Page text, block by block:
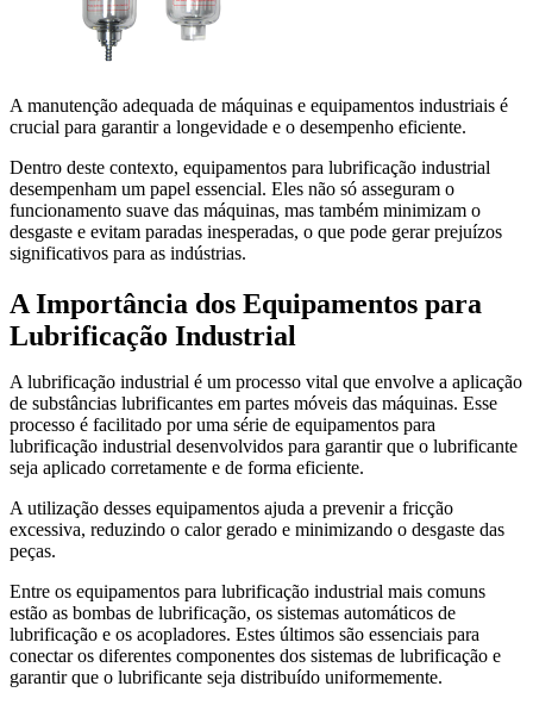
A manutenção adequada de máquinas e equipamentos industriais é
crucial para garantir a longevidade e o desempenho eficiente.
Dentro deste contexto, equipamentos para lubrificação industrial
desempenham um papel essencial. Eles não só asseguram o
funcionamento suave das máquinas, mas também minimizam o
desgaste e evitam paradas inesperadas, o que pode gerar prejuízos
significativos para as indústrias.
A Importância dos Equipamentos para
Lubrificação Industrial
A lubrificação industrial é um processo vital que envolve a aplicação
de substâncias lubrificantes em partes móveis das máquinas. Esse
processo é facilitado por uma série de equipamentos para
lubrificação industrial desenvolvidos para garantir que o lubrificante
seja aplicado corretamente e de forma eficiente.
A utilização desses equipamentos ajuda a prevenir a fricção
excessiva, reduzindo o calor gerado e minimizando o desgaste das
peças.
Entre os equipamentos para lubrificação industrial mais comuns
estão as bombas de lubrificação, os sistemas automáticos de
lubrificação e os acopladores. Estes últimos são essenciais para
conectar os diferentes componentes dos sistemas de lubrificação e
garantir que o lubrificante seja distribuído uniformemente.